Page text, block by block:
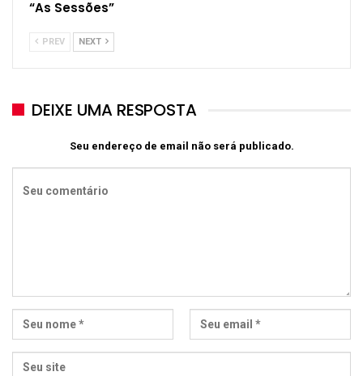
“As Sessões”
PREV NEXT
DEIXE UMA RESPOSTA
Seu endereço de email não será publicado.